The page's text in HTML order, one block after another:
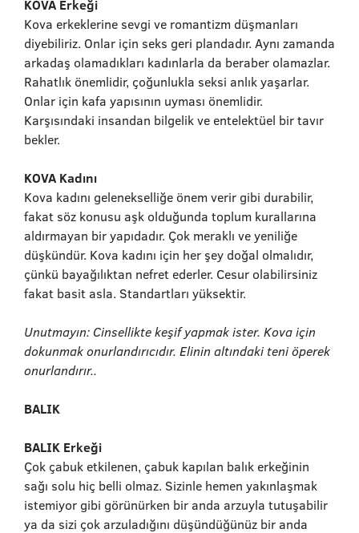
KOVA Erkeği
Kova erkeklerine sevgi ve romantizm düşmanları
diyebiliriz. Onlar için seks geri plandadır. Aynı zamanda
arkadaş olamadıkları kadınlarla da beraber olamazlar.
Rahatlık önemlidir, çoğunlukla seksi anlık yaşarlar.
Onlar için kafa yapısının uyması önemlidir.
Karşısındaki insandan bilgelik ve entelektüel bir tavır
bekler.
KOVA Kadını
Kova kadını gelenekselliğe önem verir gibi durabilir,
fakat söz konusu aşk olduğunda toplum kurallarına
aldırmayan bir yapıdadır. Çok meraklı ve yeniliğe
düşkündür. Kova kadını için her şey doğal olmalıdır,
çünkü bayağılıktan nefret ederler. Cesur olabilirsiniz
fakat basit asla. Standartları yüksektir.
Unutmayın: Cinsellikte keşif yapmak ister. Kova için
dokunmak onurlandırıcıdır. Elinin altındaki teni öperek
onurlandırır..
BALIK
BALIK Erkeği
Çok çabuk etkilenen, çabuk kapılan balık erkeğinin
sağı solu hiç belli olmaz. Sizinle hemen yakınlaşmak
istemiyor gibi görünürken bir anda arzuyla tutuşabilir
ya da sizi çok arzuladığını düşündüğünüz bir anda